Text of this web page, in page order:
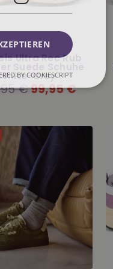
Ultra Rec Rub
Grey
€99,95 €
BY COOKIESCRIPT